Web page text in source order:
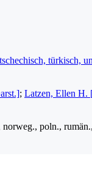
türkisch,
; Latzen, Ellen H.
poln.,